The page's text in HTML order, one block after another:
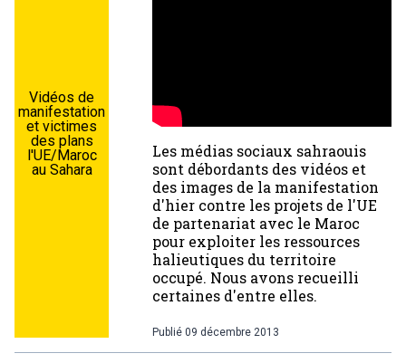
Vidéos de
manifestation
et victimes
des plans
l'UE/Maroc
au Sahara
Les médias sociaux sahraouis
sont débordants des vidéos et
des images de la manifestation
d'hier contre les projets de l'UE
de partenariat avec le Maroc
pour exploiter les ressources
halieutiques du territoire
occupé. Nous avons recueilli
certaines d'entre elles.
Publié 09 décembre 2013